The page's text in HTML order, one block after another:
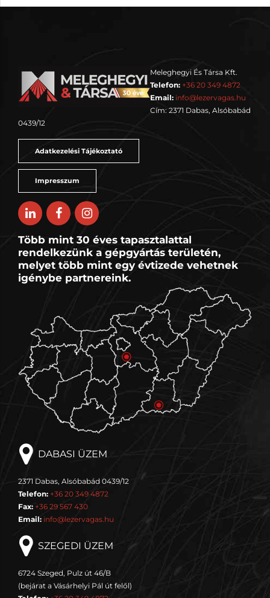
Meleghegyi És Társa Kft.
Telefon: +36 20 349 4872
Email: info@lezervagas.hu
Cím: 2371 Dabas, Alsóbabád
0439/12
Adatkezelési Tájékoztató
Impresszum
Több mint 30 éves tapasztalattal
rendelkezünk a gépgyártás területén,
melyet több mint egy évtizede vehetnek
igénybe partnereink.
DABASI ÜZEM
2371 Dabas, Alsóbabád 0439/12
Telefon: +36 20 349 4872
Fax: +36 29 567 430
Email: info@lezervagas.hu
SZEGEDI ÜZEM
6724 Szeged, Pulz út 46/B
(bejárat a Vásárhelyi Pál út felől)